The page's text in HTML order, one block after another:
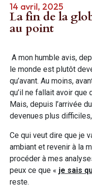
14 avril, 2025
La fin de la
au point
A mon humble avis,
le monde est plutôt
qu’avant. Au moins,
qu’il ne fallait avoir que
Mais, depuis l’arrivée
devenues plus
Ce qui veut dire que je
ambiant et revenir à la
procéder à mes
peux ce que « je sais
reste.